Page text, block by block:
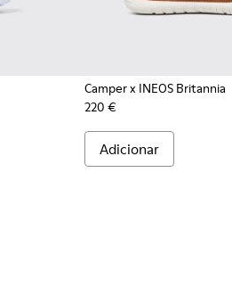
Camper x INEOS Britannia
220 €
Adicionar